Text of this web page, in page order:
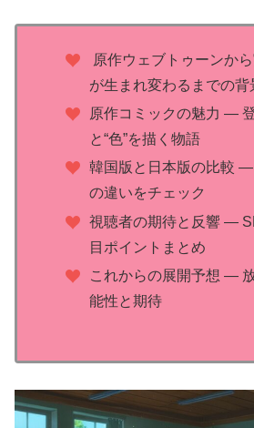
原作ウェブトゥーンか
が生まれ変わるまでの背
原作コミックの魅力 ―
と“色”を描く物語
韓国版と日本版の比較
の違いをチェック
視聴者の期待と反響 ―
目ポイントまとめ
これからの展開予想 ―
能性と期待